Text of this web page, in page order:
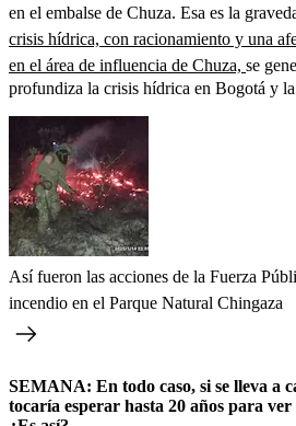
en el embalse de Chuza. Esa es la
crisis hídrica, con racionamiento y una
en el área de influencia de Chuza, se
profundiza la crisis hídrica en Bogotá y la
Así fueron las acciones de la Fuerza
incendio en el Parque Natural Chingaza
SEMANA: En todo caso, si se lleva a
tocaría esperar hasta 20 años para